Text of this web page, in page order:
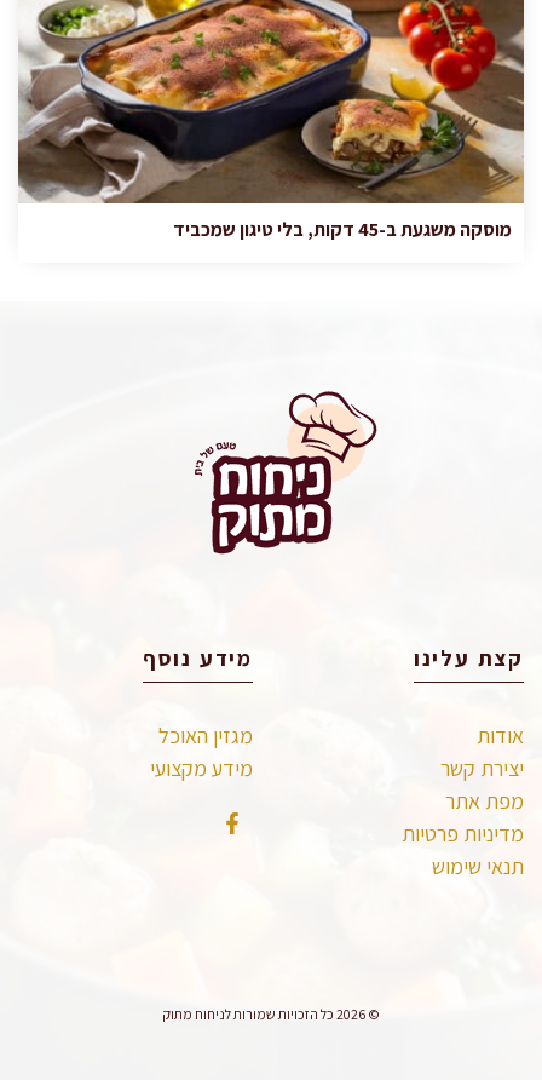
מוסקה משגעת ב-45 דקות, בלי טיגון שמכביד
קצת עלינו
אודות
יצירת קשר
מפת אתר
מדיניות פרטיות
תנאי שימוש
מידע נוסף
מגזין האוכל
מידע מקצועי
© 2026 כל הזכויות שמורות לניחוח מתוק